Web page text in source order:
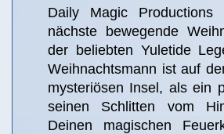
Daily Magic Productions
nächste bewegende
der beliebten Yuletide
Weihnachtsmann ist auf
mysteriösen Insel, als ein
seinen Schlitten vom
Deinen magischen